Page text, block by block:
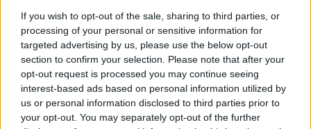
If you wish to opt-out of the sale, sharing to third parties, or
processing of your personal or sensitive information for
targeted advertising by us, please use the below opt-out
section to confirm your selection. Please note that after your
opt-out request is processed you may continue seeing
interest-based ads based on personal information utilized by
us or personal information disclosed to third parties prior to
your opt-out. You may separately opt-out of the further
Τα 6 σημεία του σπιτιού που δεν χρειάζεται να
καθαρίζεις κάθε εβδομάδα
3-3-3 rule: Ο κανόνας που θα αλλάξει τον τρόπο
που ντύνεσαι